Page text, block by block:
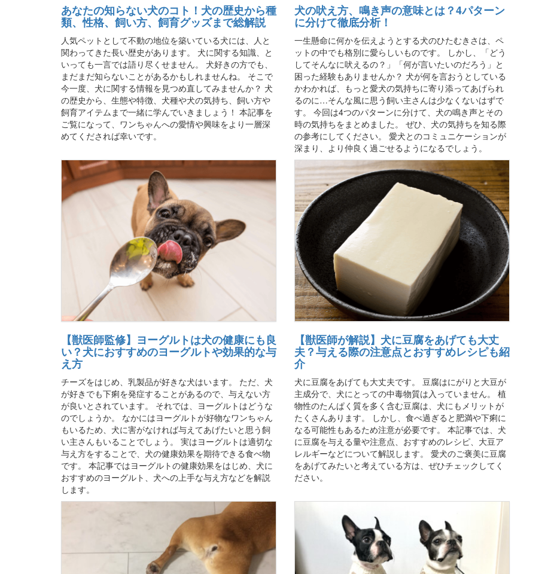
あなたの知らない犬のコト！犬の歴史から種
類、性格、飼い方、飼育グッズまで総解説
人気ペットとして不動の地位を築いている犬には、人と
関わってきた長い歴史があります。 犬に関する知識、と
いっても一言では語り尽くせません。 犬好きの方でも、
まだまだ知らないことがあるかもしれませんね。 そこで
今一度、犬に関する情報を見つめ直してみませんか？ 犬
の歴史から、生態や特徴、犬種や犬の気持ち、飼い方や
飼育アイテムまで一緒に学んでいきましょう！ 本記事を
ご覧になって、ワンちゃんへの愛情や興味をより一層深
めてくだされば幸いです。
犬の吠え方、鳴き声の意味とは？4パターン
に分けて徹底分析！
一生懸命に何かを伝えようとする犬のひたむきさは、ペ
ットの中でも格別に愛らしいものです。 しかし、「どう
してそんなに吠えるの？」「何が言いたいのだろう」と
困った経験もありませんか？ 犬が何を言おうとしている
かわかれば、もっと愛犬の気持ちに寄り添ってあげられ
るのに…そんな風に思う飼い主さんは少なくないはずで
す。 今回は4つのパターンに分けて、犬の鳴き声とその
時の気持ちをまとめました。 ぜひ、犬の気持ちを知る際
の参考にしてください。 愛犬とのコミュニケーションが
深まり、より仲良く過ごせるようになるでしょう。
【獣医師監修】ヨーグルトは犬の健康にも良
い？犬におすすめのヨーグルトや効果的な与
え方
チーズをはじめ、乳製品が好きな犬はいます。 ただ、犬
が好きでも下痢を発症することがあるので、与えない方
が良いとされています。 それでは、ヨーグルトはどうな
のでしょうか。 なかにはヨーグルトが好物なワンちゃん
もいるため、犬に害がなければ与えてあげたいと思う飼
い主さんもいることでしょう。 実はヨーグルトは適切な
与え方をすることで、犬の健康効果を期待できる食べ物
です。 本記事ではヨーグルトの健康効果をはじめ、犬に
おすすめのヨーグルト、犬への上手な与え方などを解説
します。
【獣医師が解説】犬に豆腐をあげても大丈
夫？与える際の注意点とおすすめレシピも紹
介
犬に豆腐をあげても大丈夫です。 豆腐はにがりと大豆が
主成分で、犬にとっての中毒物質は入っていません。 植
物性のたんぱく質を多く含む豆腐は、犬にもメリットが
たくさんあります。 しかし、食べ過ぎると肥満や下痢に
なる可能性もあるため注意が必要です。 本記事では、犬
に豆腐を与える量や注意点、おすすめのレシピ、大豆ア
レルギーなどについて解説します。 愛犬のご褒美に豆腐
をあげてみたいと考えている方は、ぜひチェックしてく
ださい。